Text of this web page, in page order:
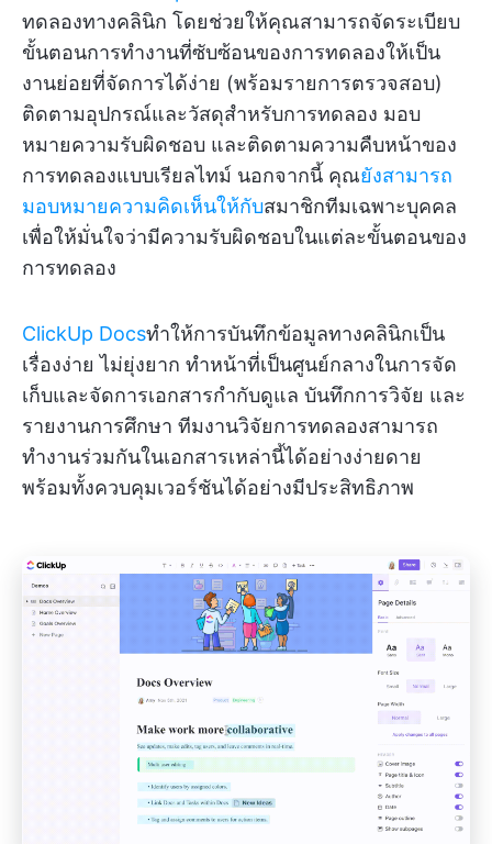
ทดลองทางคลินิก โดยช่วยให้คุณสามารถจัดระเบียบ
ขั้นตอนการทำงานที่ซับซ้อนของการทดลองให้เป็น
งานย่อยที่จัดการได้ง่าย (พร้อมรายการตรวจสอบ)
ติดตามอุปกรณ์และวัสดุสำหรับการทดลอง มอบ
หมายความรับผิดชอบ และติดตามความคืบหน้าของ
การทดลองแบบเรียลไทม์ นอกจากนี้ คุณยังสามารถ
มอบหมายความคิดเห็นให้กับสมาชิกทีมเฉพาะบุคคล
เพื่อให้มั่นใจว่ามีความรับผิดชอบในแต่ละขั้นตอนของ
การทดลอง
ClickUp Docsทำให้การบันทึกข้อมูลทางคลินิกเป็น
เรื่องง่าย ไม่ยุ่งยาก ทำหน้าที่เป็นศูนย์กลางในการจัด
เก็บและจัดการเอกสารกำกับดูแล บันทึกการวิจัย และ
รายงานการศึกษา ทีมงานวิจัยการทดลองสามารถ
ทำงานร่วมกันในเอกสารเหล่านี้ได้อย่างง่ายดาย
พร้อมทั้งควบคุมเวอร์ชันได้อย่างมีประสิทธิภาพ